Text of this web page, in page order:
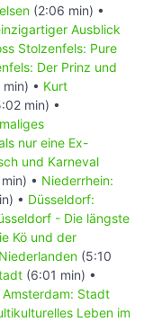
(2:06 min) •
Ausblick
Stolzenfels: Pure
Der Prinz und
• Kurt
min) •
nur eine Ex-
und Karneval
• Niederrhein:
• Düsseldorf:
- Die längste
Kö und der
(5:10
(6:01 min) •
Amsterdam: Stadt
Leben im